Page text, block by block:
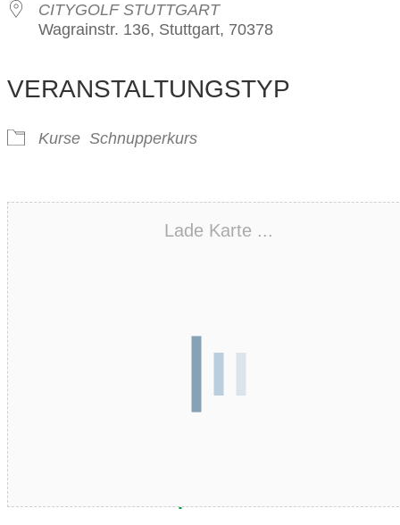
CITYGOLF STUTTGART
Wagrainstr. 136, Stuttgart, 70378
VERANSTALTUNGSTYP
Kurse Schnupperkurs
Lade Karte ...
Entdecke wieviel Spaß Golfen macht!